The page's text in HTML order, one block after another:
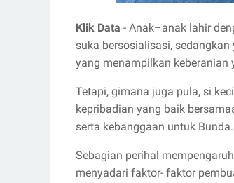
Klik Data - Anak–anak lahir
suka bersosialisasi,
yang menampilkan keberanian
Tetapi, gimana juga pula, si
kepribadian yang baik
serta kebanggaan untuk Bunda.
Sebagian perihal
menyadari faktor- faktor